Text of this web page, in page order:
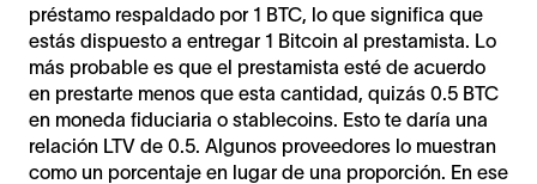
préstamo respaldado por 1 BTC, lo que significa que
estás dispuesto a entregar 1 Bitcoin al prestamista. Lo
más probable es que el prestamista esté de acuerdo
en prestarte menos que esta cantidad, quizás 0.5 BTC
en moneda fiduciaria o stablecoins. Esto te daría una
relación LTV de 0.5. Algunos proveedores lo muestran
como un porcentaje en lugar de una proporción. En ese